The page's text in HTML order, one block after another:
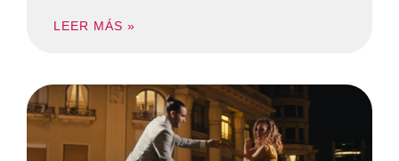
LEER MÁS »